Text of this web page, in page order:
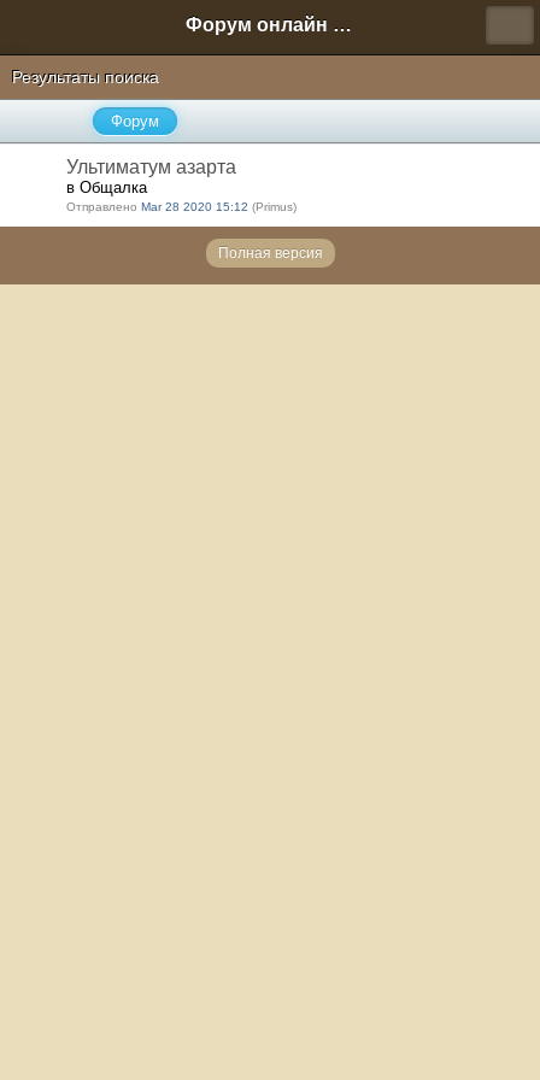
Форум онлайн игры "Новая Эра" (Нюра Биз)
Результаты поиска
Форум
Ультиматум азарта
в Общалка
Отправлено Mar 28 2020 15:12 (Primus)
Полная версия